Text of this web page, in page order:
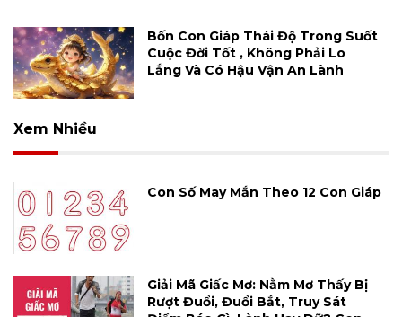
Bốn Con Giáp Thái Độ Trong Suốt
Cuộc Đời Tốt , Không Phải Lo
Lắng Và Có Hậu Vận An Lành
Xem Nhiều
Con Số May Mắn Theo 12 Con Giáp
Giải Mã Giấc Mơ: Nằm Mơ Thấy Bị
Rượt Đuổi, Đuổi Bắt, Truy Sát